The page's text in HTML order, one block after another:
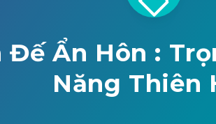
Đế Ẩn Hôn :
Năng Thiên